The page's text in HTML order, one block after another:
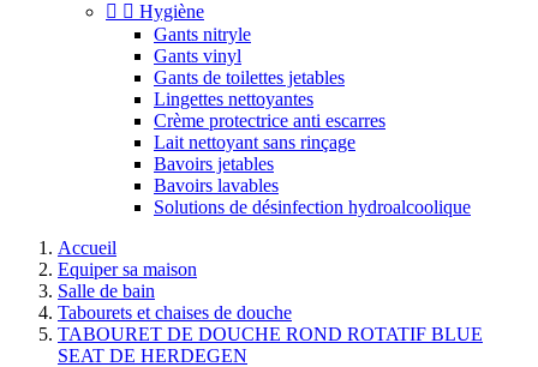
  Hygiène
Gants nitryle
Gants vinyl
Gants de toilettes jetables
Lingettes nettoyantes
Crème protectrice anti escarres
Lait nettoyant sans rinçage
Bavoirs jetables
Bavoirs lavables
Solutions de désinfection hydroalcoolique
Accueil
Equiper sa maison
Salle de bain
Tabourets et chaises de douche
TABOURET DE DOUCHE ROND ROTATIF BLUE
SEAT DE HERDEGEN